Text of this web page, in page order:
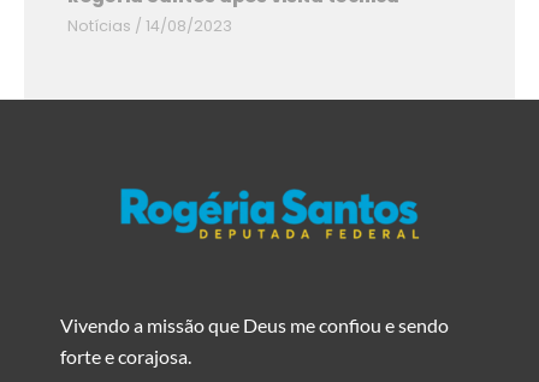
Notícias /14/08/2023
Vivendo a missão que Deus me confiou e sendo
forte e corajosa.